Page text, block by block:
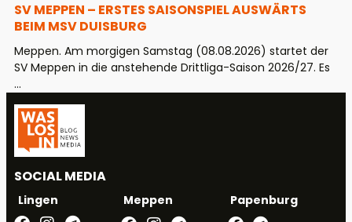
SV MEPPEN – ERSTES SAISONSPIEL AUSWÄRTS
BEIM MSV DUISBURG
Meppen. Am morgigen Samstag (08.08.2026) startet der
SV Meppen in die anstehende Drittliga-Saison 2026/27. Es
...
SOCIAL MEDIA
Lingen Meppen Papenburg